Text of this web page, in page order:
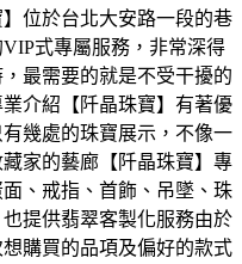
位於台北大安路一段的巷
式專屬服務，非常深得
最需要的就是不受干擾的
介紹【阡晶珠寶】有著優
幾處的珠寶展示，不像一
家的藝廊【阡晶珠寶】專
、戒指、首飾、吊墜、珠
提供翡翠客製化服務由於
購買的品項及偏好的款式